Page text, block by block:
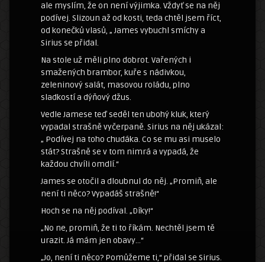
ale myslím, že on není výjimka. Vždyť se na něj
podívej. Slizoun až od kosti, teda chtěl jsem říct,
od konečků vlasů, „ James vybuchl smíchy a
Sirius se přidal.
Na stole už měli plno dobrot. Vařených i
smažených brambor, kuře s nádivkou,
zeleninový salát, masovou roládu, plno
sladkostí a dýňový džus.
Vedle Jamese teď seděl ten ubohý kluk, který
vypadal strašně vyčerpaně. Sirius na něj ukázal:
„ Podívej na toho chudáka. Co se mu asi muselo
stát? Strašně se v tom nimrá a vypadá, že
každou chvíli omdlí.“
James se otočil a dloubnul do něj. „Promiň, ale
není ti něco? Vypadáš strašně!“
Hoch se na něj podíval. „Díky!“
„No ne, promiň, že ti to říkám. Nechtěl jsem tě
urazit. Já mám jen obavy…“
„Jo, není ti něco? Pomůžeme ti,“ přidal se Sirius.